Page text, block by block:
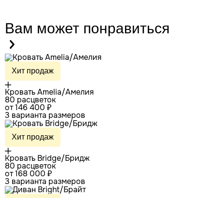
Вам может понравиться
Хит продаж
Кровать Amelia/Амелия
80 расцветок
от 146 400 ₽
3 варианта размеров
Хит продаж
Кровать Bridge/Бридж
80 расцветок
от 168 000 ₽
3 варианта размеров